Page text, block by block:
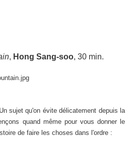
, Hong Sang-soo, 30 min.
sujet qu'on évite délicatement depuis la
quand même pour vous donner le
de faire les choses dans l'ordre :